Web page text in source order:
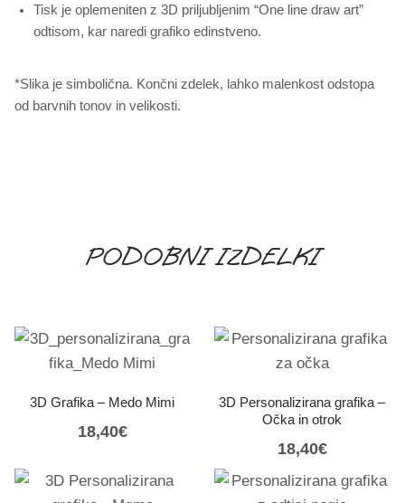
Tisk je oplemeniten z 3D priljubljenim “One line draw art”
odtisom, kar naredi grafiko edinstveno.
*Slika je simbolična. Končni zdelek, lahko malenkost odstopa
od barvnih tonov in velikosti.
PODOBNI IZDELKI
3D Grafika – Medo Mimi
18,40€
3D Personalizirana grafika –
Očka in otrok
18,40€